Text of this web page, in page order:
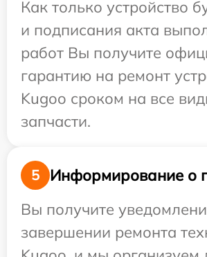
Как только устройство
и подписания акта
работ Вы получите
гарантию на ремонт
Kugoo сроком на все
запчасти.
5
Информирование о
Вы получите
завершении ремонта